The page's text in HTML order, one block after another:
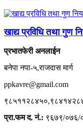
खाद्य प्रविधि तथा गुण
प्रभातफेरी अनलाईन
बनेपा नपा-५,राजदास मार्ग
ppkavre@gmail.com
प्रा.फम द. नं.: ९६७९/०७६/